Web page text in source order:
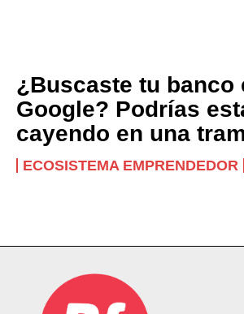
NEWSLETTER
¿Buscaste tu banco
Google? Podrías
cayendo en una
ECOSISTEMA EMPRENDEDOR